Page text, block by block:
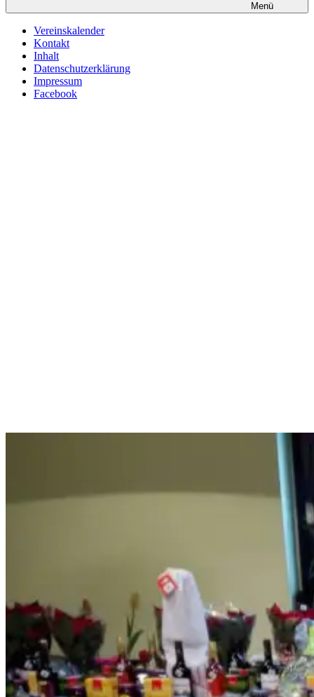
Menü
Vereinskalender
Kontakt
Inhalt
Datenschutzerklärung
Impressum
Facebook